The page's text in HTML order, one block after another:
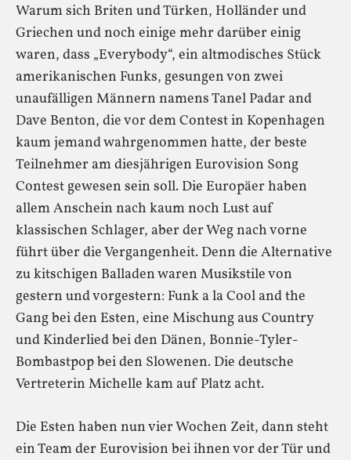
Warum sich Briten und Türken, Holländer und
Griechen und noch einige mehr darüber einig
waren, dass „Everybody“, ein altmodisches Stück
amerikanischen Funks, gesungen von zwei
unaufälligen Männern namens Tanel Padar and
Dave Benton, die vor dem Contest in Kopenhagen
kaum jemand wahrgenommen hatte, der beste
Teilnehmer am diesjährigen Eurovision Song
Contest gewesen sein soll. Die Europäer haben
allem Anschein nach kaum noch Lust auf
klassischen Schlager, aber der Weg nach vorne
führt über die Vergangenheit. Denn die Alternative
zu kitschigen Balladen waren Musikstile von
gestern und vorgestern: Funk a la Cool and the
Gang bei den Esten, eine Mischung aus Country
und Kinderlied bei den Dänen, Bonnie-Tyler-
Bombastpop bei den Slowenen. Die deutsche
Vertreterin Michelle kam auf Platz acht.
Die Esten haben nun vier Wochen Zeit, dann steht
ein Team der Eurovision bei ihnen vor der Tür und